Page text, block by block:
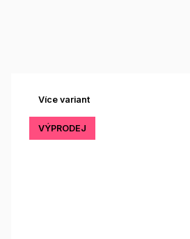
Více variant
VÝPRODEJ